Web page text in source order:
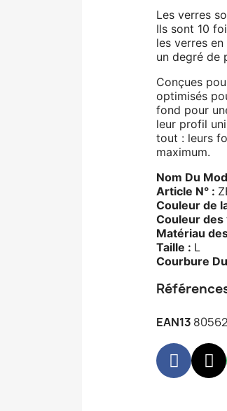
Les verres
Ils sont 10
les verres
un degré de
Conçues
optimisés
fond pour
leur profil
tout : leurs
maximum.
Nom Du
Article N° :
Couleur de
Couleur des
Matériau
Taille : L
Courbure
EAN13